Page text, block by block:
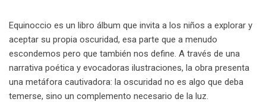
Equinoccio es un libro álbum que invita a los niños a explorar y
aceptar su propia oscuridad, esa parte que a menudo
escondemos pero que también nos define. A través de una
narrativa poética y evocadoras ilustraciones, la obra presenta
una metáfora cautivadora: la oscuridad no es algo que deba
temerse, sino un complemento necesario de la luz.